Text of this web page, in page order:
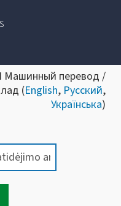
Машинный перевод /
(English, Русский,
Українська)